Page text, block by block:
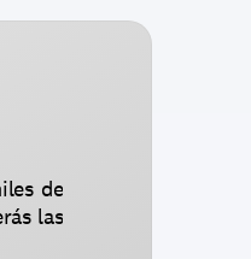
de
las